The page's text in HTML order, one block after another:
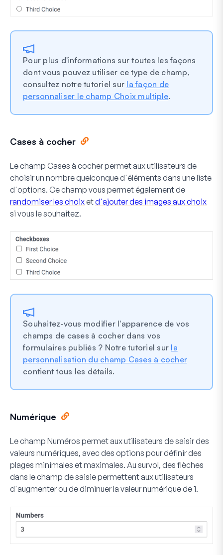
Pour plus d'informations sur toutes les façons
dont vous pouvez utiliser ce type de champ,
consultez notre tutoriel sur la façon de
personnaliser le champ Choix multiple.
Cases à cocher
Le champ Cases à cocher permet aux utilisateurs de
choisir un nombre quelconque d'éléments dans une liste
d'options. Ce champ vous permet également de
randomiser les choixetd'ajouter des images aux choix
si vous le souhaitez.
Souhaitez-vous modifier l'apparence de vos
champs de cases à cocher dans vos
formulaires publiés ? Notre tutoriel sur la
personnalisation du champ Cases à cocher
contient tous les détails.
Numérique
Le champ Numéros permet aux utilisateurs de saisir des
valeurs numériques, avec des options pour définir des
plages minimales et maximales. Au survol, des flèches
dans le champ de saisie permettent aux utilisateurs
d'augmenter ou de diminuer la valeur numérique de 1.